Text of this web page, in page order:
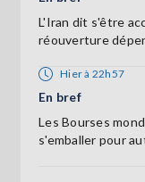
L'Iran dit s'être
réouverture
Hier à 22h57
En bref
Les Bourses
s'emballer pour